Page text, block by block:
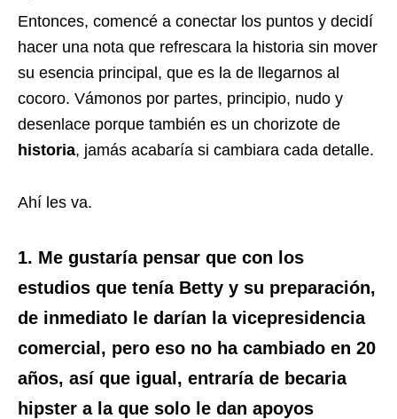
Entonces, comencé a conectar los puntos y decidí
hacer una nota que refrescara la historia sin mover
su esencia principal, que es la de llegarnos al
cocoro. Vámonos por partes, principio, nudo y
desenlace porque también es un chorizote de
historia, jamás acabaría si cambiara cada detalle.
Ahí les va.
1. Me gustaría pensar que con los
estudios que tenía Betty y su preparación,
de inmediato le darían la vicepresidencia
comercial, pero eso no ha cambiado en 20
años, así que igual, entraría de becaria
hipster a la que solo le dan apoyos